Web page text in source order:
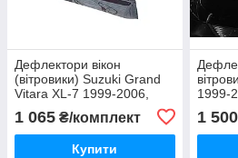
Дефлектори вікон
(вітровики) Suzuki Grand
Vitara XL-7 1999-2006,
Tuning"
1 065 ₴/комплект
Купити
1999-
1 500